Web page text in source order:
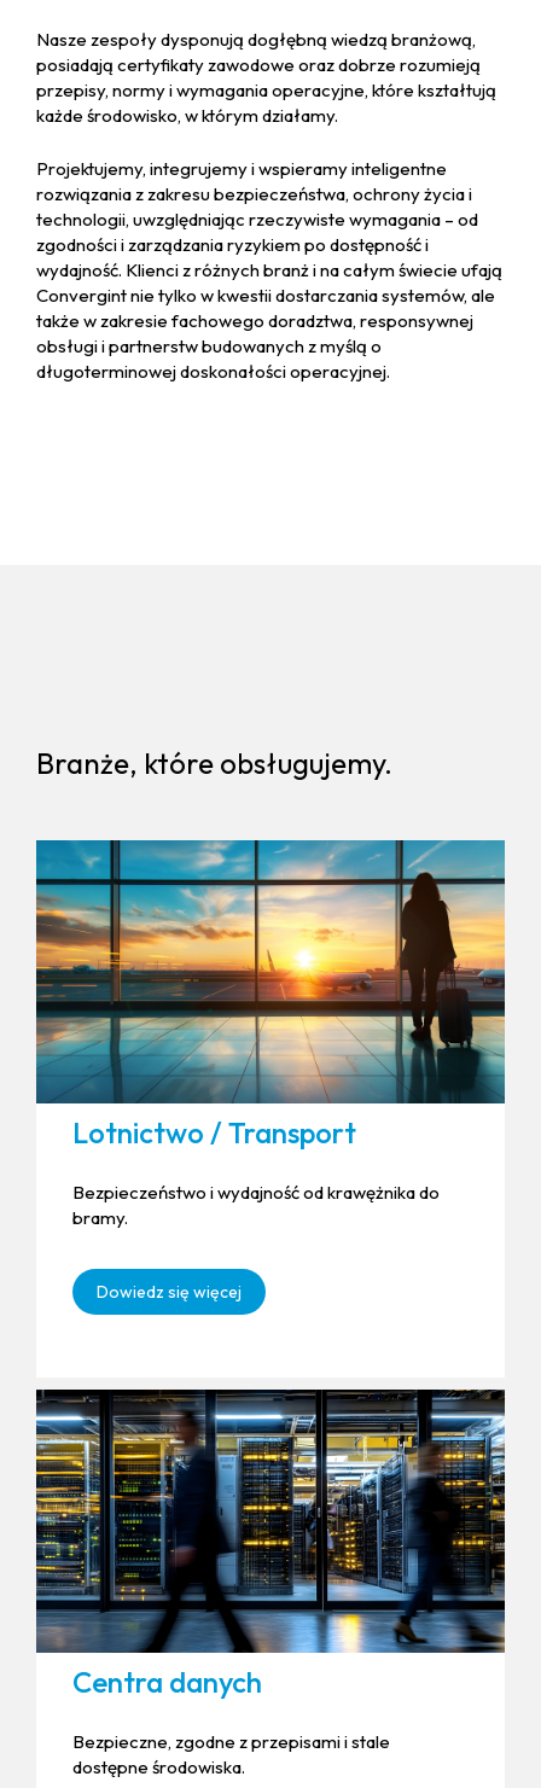
Nasze zespoły dysponują dogłębną wiedzą branżową,
posiadają certyfikaty zawodowe oraz dobrze rozumieją
przepisy, normy i wymagania operacyjne, które kształtują
każde środowisko, w którym działamy.
Projektujemy, integrujemy i wspieramy inteligentne
rozwiązania z zakresu bezpieczeństwa, ochrony życia i
technologii, uwzględniając rzeczywiste wymagania – od
zgodności i zarządzania ryzykiem po dostępność i
wydajność. Klienci z różnych branż i na całym świecie ufają
Convergint nie tylko w kwestii dostarczania systemów, ale
także w zakresie fachowego doradztwa, responsywnej
obsługi i partnerstw budowanych z myślą o
długoterminowej doskonałości operacyjnej.
Branże, które obsługujemy.
Lotnictwo / Transport
Bezpieczeństwo i wydajność od krawężnika do
bramy.
Dowiedz się więcej
Centra danych
Bezpieczne, zgodne z przepisami i stale
dostępne środowiska.